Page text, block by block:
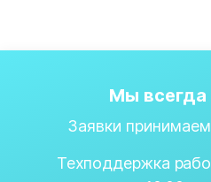
Мы всегда
Заявки
Техподдержка